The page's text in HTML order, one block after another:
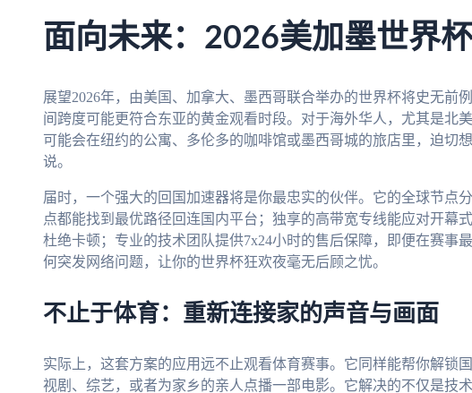
面向未来：2026美加墨世界
展望2026年，由美国、加拿大、墨西哥联合举办的世界杯将史无前
间跨度可能更符合东亚的黄金观看时段。对于海外华人，尤其是北
可能会在纽约的公寓、多伦多的咖啡馆或墨西哥城的旅店里，迫切
说。
届时，一个强大的回国加速器将是你最忠实的伙伴。它的全球节点
点都能找到最优路径回连国内平台；独享的高带宽专线能应对开幕
杜绝卡顿；专业的技术团队提供7x24小时的售后保障，即便在赛事
何突发网络问题，让你的世界杯狂欢夜毫无后顾之忧。
不止于体育：重新连接家的声音与画面
实际上，这套方案的应用远不止观看体育赛事。它同样能帮你解锁
视剧、综艺，或者为家乡的亲人点播一部电影。它解决的不仅是技